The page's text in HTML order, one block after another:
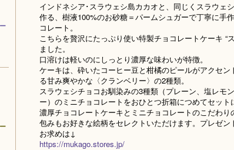
インドネシア･スラウェシ島カカオと、同じくスラウェ
作る、樹液100%のお砂糖＝パームシュガーで丁寧に手
コレート。
こちらを贅沢にたっぷり使い特製チョコレートケーキ “
ました。
口溶けは軽いのにしっとり濃厚な味わいが特徴。
ケーキは、砕いたコーヒー豆と柑橘のピールがアクセ
る甘み爽やかな〈クランベリー〉の2種類。
スラウェシチョコお馴染みの3種類（プレーン、塩レモ
ー）のミニチョコレートをおひとつ折箱につめてセット
濃厚チョコレートケーキとミニチョコレートのこだわ
包みもお好きな絵柄をセレクトいただけます。プレゼン
お求めは↓
https://mukago.stores.jp/